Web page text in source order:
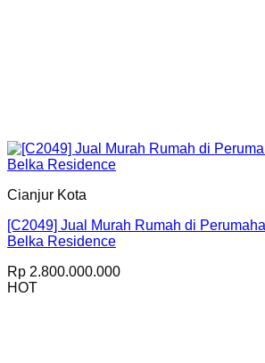
Cianjur Kota
[C2049] Jual Murah Rumah di
Belka Residence
Rp 2.800.000.000
HOT